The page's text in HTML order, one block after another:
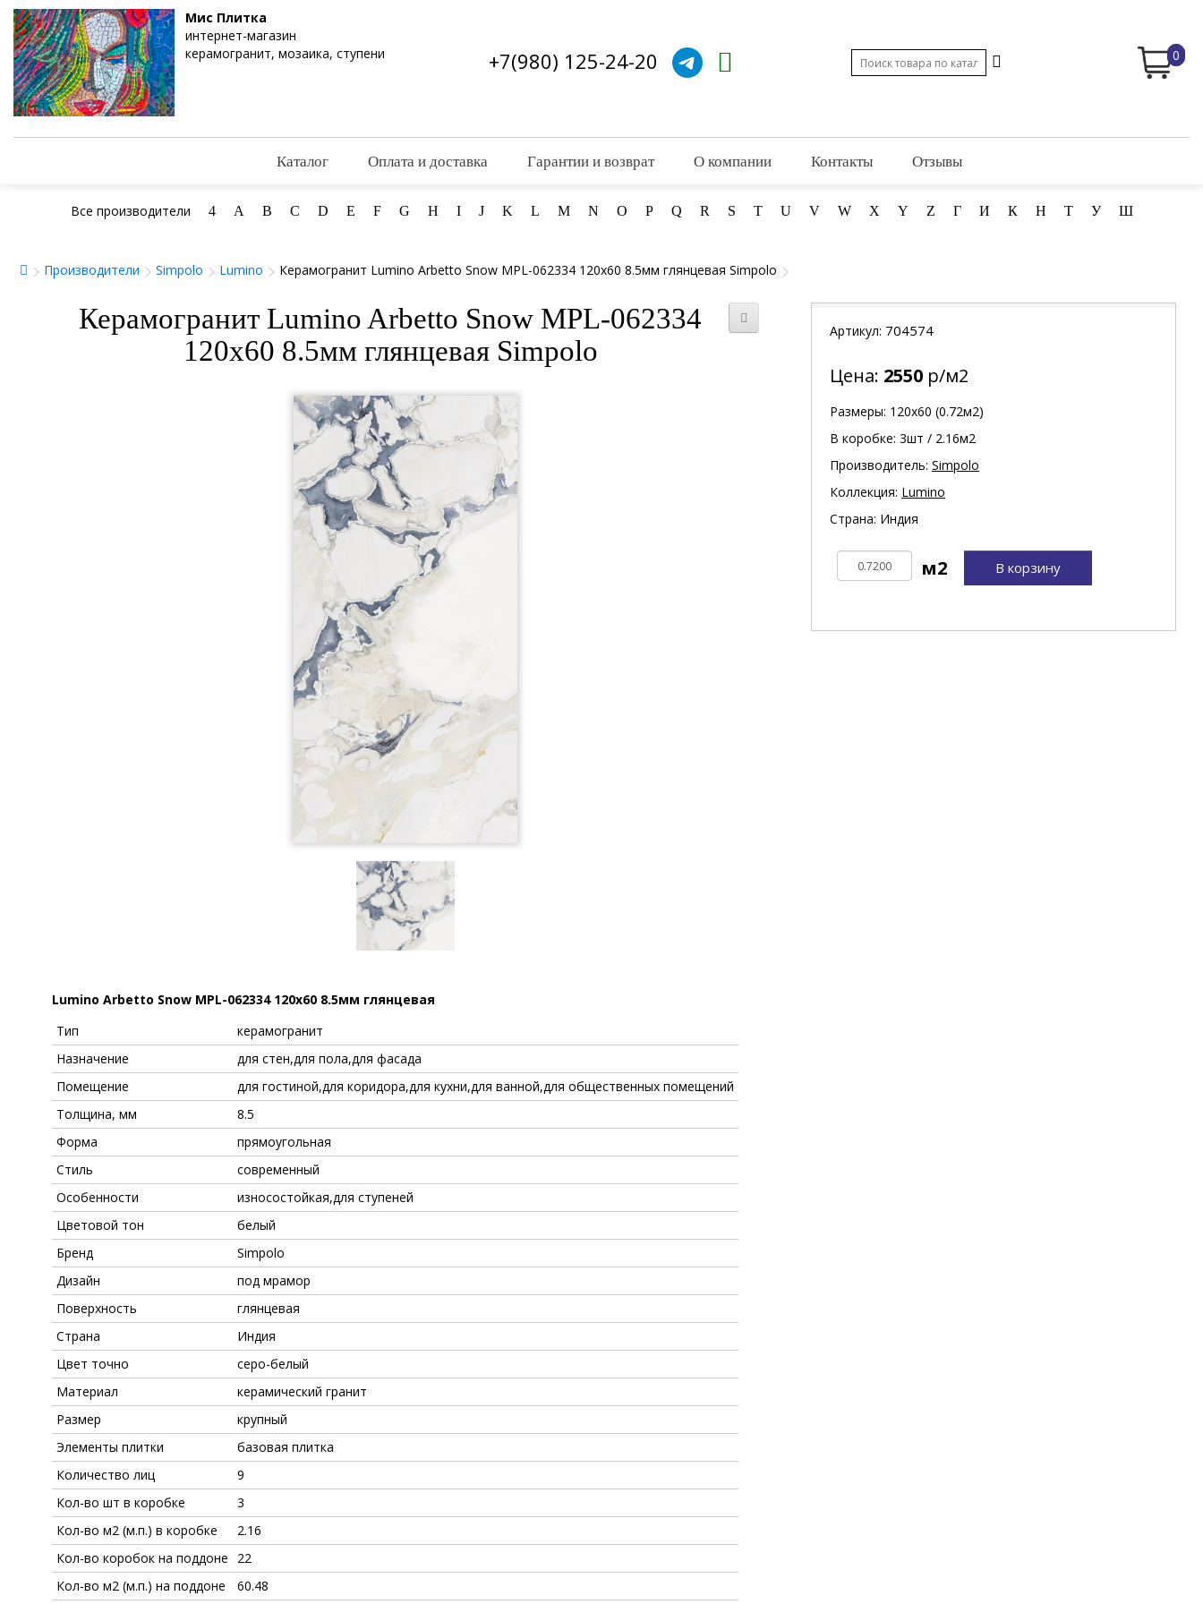
Мис Плитка
интернет-магазин
керамогранит, мозаика, ступени
+7(980) 125-24-20 0
Каталог Оплата и доставка Гарантии и возврат О компании Контакты Отзывы
Все производители 4 A B C D E F G H I J K L M N O P Q R S T U V W X Y Z Г И К Н Т У Ш
Производители Simpolo Lumino Керамогранит Lumino Arbetto Snow MPL-062334 120x60 8.5мм глянцевая Simpolo
Керамогранит Lumino Arbetto Snow MPL-062334
120x60 8.5мм глянцевая Simpolo
Lumino Arbetto Snow MPL-062334 120x60 8.5мм глянцевая
Тип
керамогранит
Назначение
для стен,для пола,для фасада
Помещение
для гостиной,для коридора,для кухни,для ванной,для общественных помещений
Толщина, мм
8.5
Форма
прямоугольная
Стиль
современный
Особенности
износостойкая,для ступеней
Цветовой тон
белый
Бренд
Simpolo
Дизайн
под мрамор
Поверхность
глянцевая
Страна
Индия
Цвет точно
серо-белый
Материал
керамический гранит
Размер
крупный
Элементы плитки
базовая плитка
Количество лиц
9
Кол-во шт в коробке
3
Кол-во м2 (м.п.) в коробке
2.16
Кол-во коробок на поддоне
22
Кол-во м2 (м.п.) на поддоне
60.48
Артикул: 704574
Цена: 2550 р/м2
Размеры: 120х60 (0.72м2)
В коробке: 3шт / 2.16м2
Производитель: Simpolo
Коллекция: Lumino
Страна: Индия
В корзину